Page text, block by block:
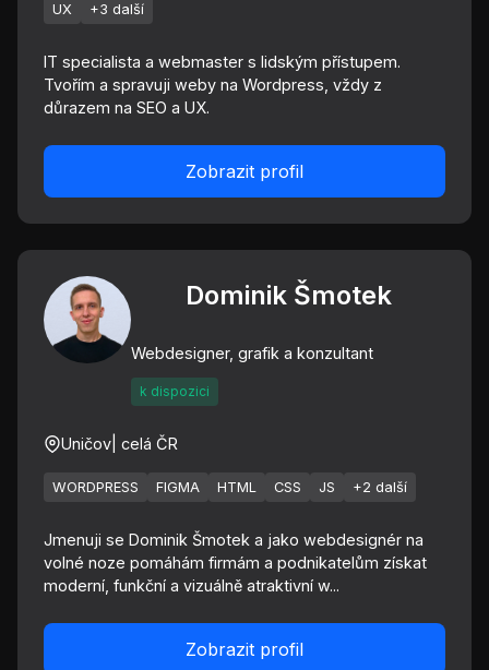
UX
+3 další
IT specialista a webmaster s lidským přístupem.
Tvořím a spravuji weby na Wordpress, vždy z
důrazem na SEO a UX.
Zobrazit profil
Dominik Šmotek
Webdesigner, grafik a konzultant
k dispozici
Uničov | celá ČR
WORDPRESS FIGMA HTML CSS JS +2 další
Jmenuji se Dominik Šmotek a jako webdesignér na
volné noze pomáhám firmám a podnikatelům získat
moderní, funkční a vizuálně atraktivní w...
Zobrazit profil